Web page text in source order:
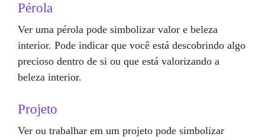
Pérola
Ver uma pérola pode simbolizar valor e beleza
interior. Pode indicar que você está descobrindo algo
precioso dentro de si ou que está valorizando a
beleza interior.
Projeto
Ver ou trabalhar em um projeto pode simbolizar